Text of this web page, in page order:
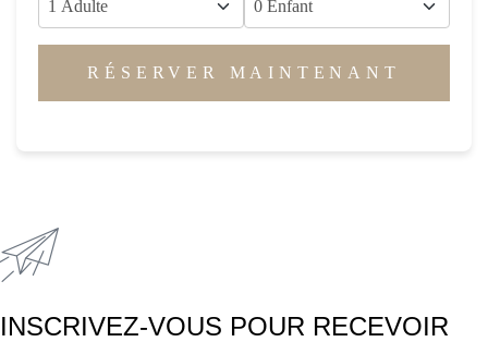
INSCRIVEZ-VOUS POUR RECEVOIR